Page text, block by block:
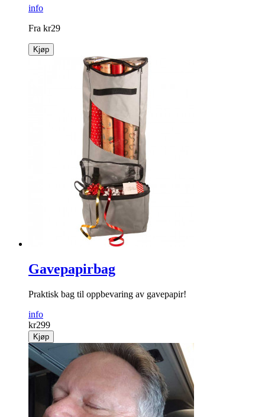
info
Fra kr29
Kjøp
Gavepapirbag
Praktisk bag til opp­bevaring av gave­papir!
info
kr299
Kjøp